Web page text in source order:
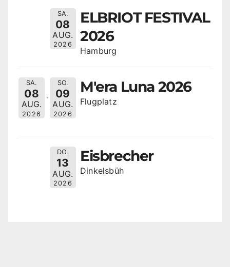
SA.
08
AUG.
2026
ELBRIOT FESTIVAL
2026
Hamburg
SA.
08
AUG.
2026
SO.
09
AUG.
2026
M'era Luna 2026
Flugplatz
DO.
13
AUG.
2026
Eisbrecher
Dinkelsbüh